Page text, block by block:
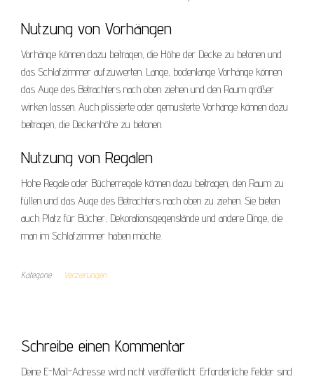
Nutzung von Vorhängen
Vorhänge können dazu beitragen, die Höhe der Decke zu betonen und
das Schlafzimmer aufzuwerten. Lange, bodenlange Vorhänge können
das Auge des Betrachters nach oben ziehen und den Raum größer
wirken lassen. Auch plissierte oder gemusterte Vorhänge können dazu
beitragen, die Deckenhöhe zu betonen.
Nutzung von Regalen
Hohe Regale oder Bücherregale können dazu beitragen, den Raum zu
füllen und das Auge des Betrachters nach oben zu ziehen. Sie bieten
auch Platz für Bücher, Dekorationsgegenstände und andere Dinge, die
man im Schlafzimmer haben möchte.
Kategorie Verzierungen
Schreibe einen Kommentar
Deine E-Mail-Adresse wird nicht veröffentlicht. Erforderliche Felder sind